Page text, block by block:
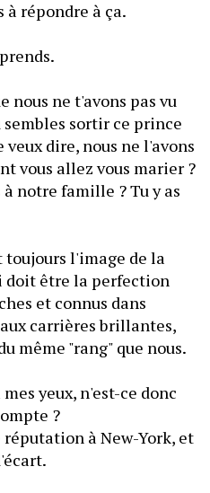
nous ne t'avons pas vu
sortir ce prince
dire, nous ne l'avons
vous allez vous marier ?
notre famille ? Tu y as
toujours l'image de la
être la perfection
et connus dans
carrières brillantes,
yeux, n'est-ce donc
pas uniquement ce qui compte ?
réputation à New-York, et